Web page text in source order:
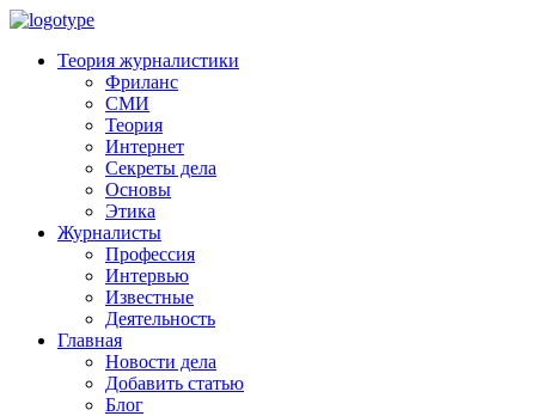
Теория журналистики
Фриланс
СМИ
Теория
Интернет
Секреты дела
Основы
Этика
Журналисты
Профессия
Интервью
Известные
Деятельность
Главная
Новости дела
Добавить статью
Блог